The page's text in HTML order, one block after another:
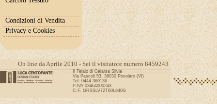
Condizioni di Vendita
Privacy e Cookies
On line da Aprile 2010 - Sei il visitatore numero 8459243
Il Telaio di Gaiarsa Silvia
Via Pascoli 53, 36030 Povolaro (VI)
Tel: 0444 360136
P.IVA 03464000243
C.F. GRSSLV72T60L840G